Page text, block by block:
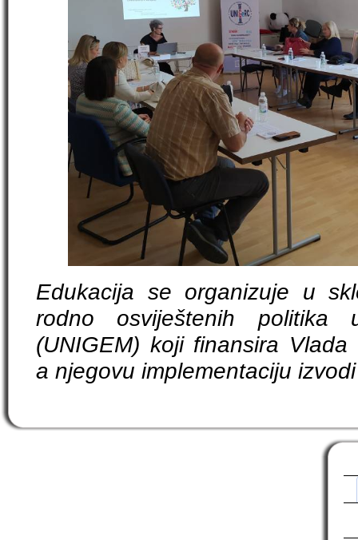
Edukacija se organizuje u
rodno osviještenih politika
(UNIGEM) koji finansira
a njegovu implementaciju